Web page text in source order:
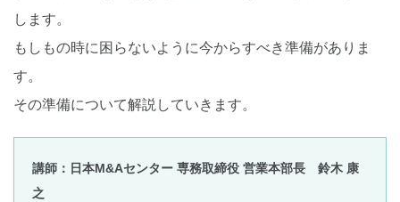
します。
もしもの時に困らないように今からすべき準備がありま
す。
その準備について解説していきます。
講師：日本M&Aセンター 専務取締役 営業本部長 鈴木 康
之